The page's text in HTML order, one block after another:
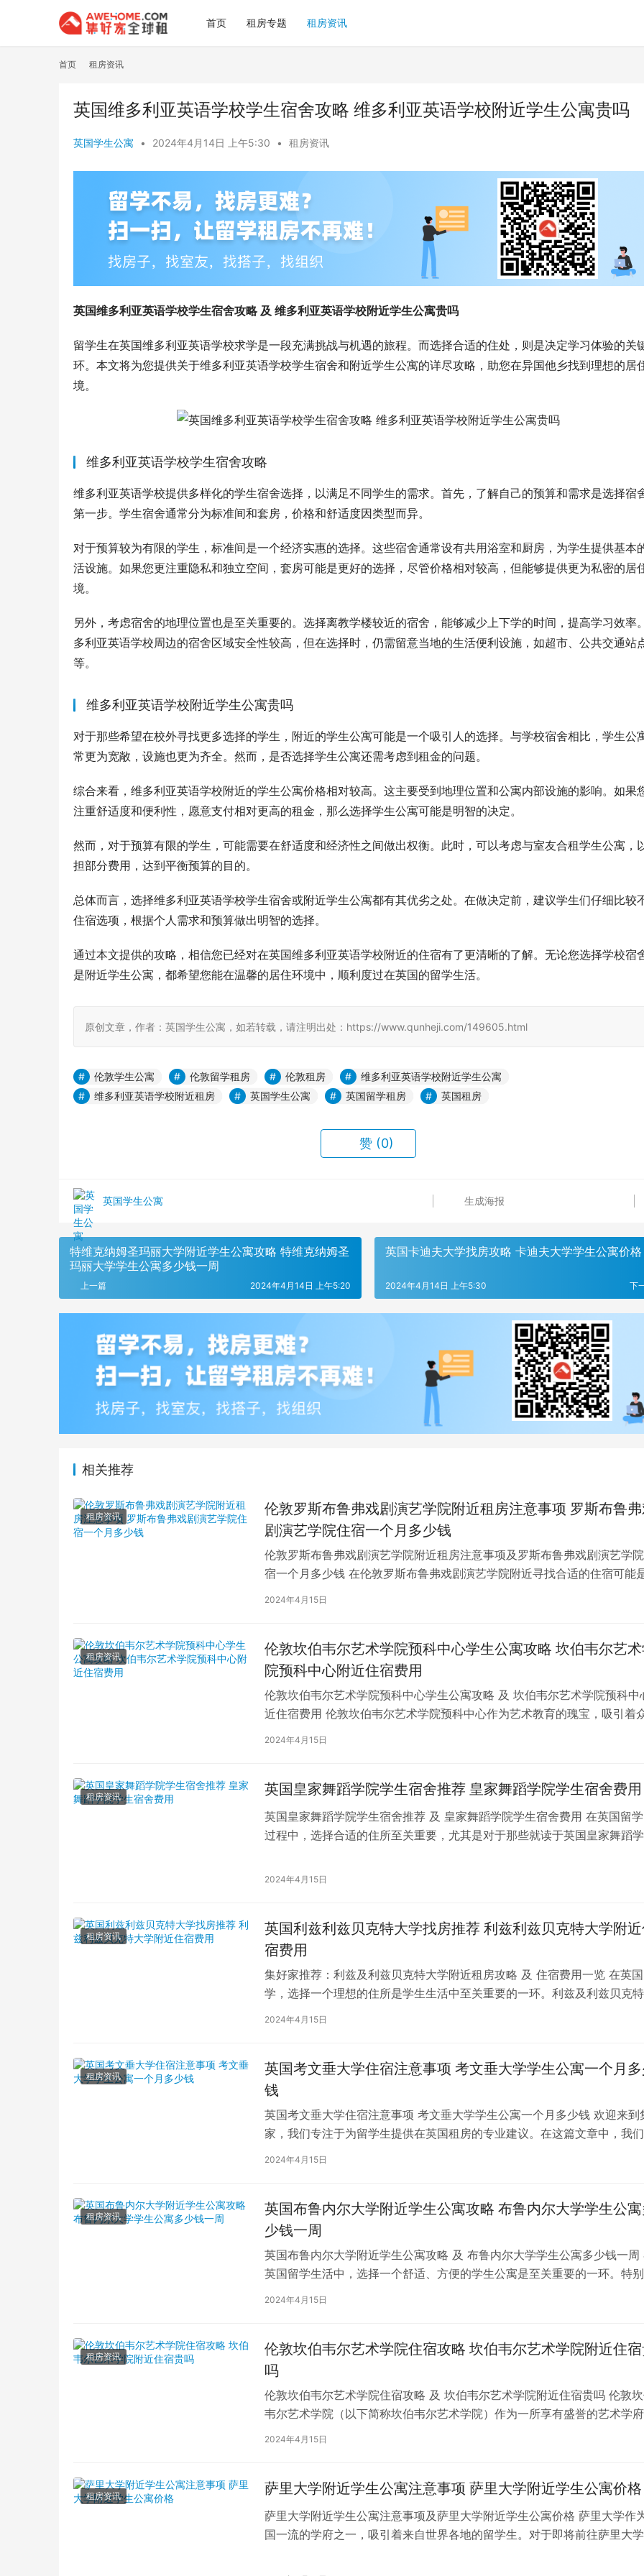
首页 租房专题 租房资讯
首页 租房资讯
英国维多利亚英语学校学生宿舍攻略 维多利亚英语学校附近学生公寓贵吗
英国学生公寓 • 2024年4月14日 上午5:30 • 租房资讯
英国维多利亚英语学校学生宿舍攻略 及 维多利亚英语学校附近学生公寓贵吗
留学生在英国维多利亚英语学校求学是一段充满挑战与机遇的旅程。而选择合适的住处，则是决定学习体验的关
环。本文将为您提供关于维多利亚英语学校学生宿舍和附近学生公寓的详尽攻略，助您在异国他乡找到理想的居
境。
维多利亚英语学校学生宿舍攻略
维多利亚英语学校提供多样化的学生宿舍选择，以满足不同学生的需求。首先，了解自己的预算和需求是选择宿
第一步。学生宿舍通常分为标准间和套房，价格和舒适度因类型而异。
对于预算较为有限的学生，标准间是一个经济实惠的选择。这些宿舍通常设有共用浴室和厨房，为学生提供基本
活设施。如果您更注重隐私和独立空间，套房可能是更好的选择，尽管价格相对较高，但能够提供更为私密的居
境。
另外，考虑宿舍的地理位置也是至关重要的。选择离教学楼较近的宿舍，能够减少上下学的时间，提高学习效率
多利亚英语学校周边的宿舍区域安全性较高，但在选择时，仍需留意当地的生活便利设施，如超市、公共交通站
等。
维多利亚英语学校附近学生公寓贵吗
对于那些希望在校外寻找更多选择的学生，附近的学生公寓可能是一个吸引人的选择。与学校宿舍相比，学生公
常更为宽敞，设施也更为齐全。然而，是否选择学生公寓还需考虑到租金的问题。
综合来看，维多利亚英语学校附近的学生公寓价格相对较高。这主要受到地理位置和公寓内部设施的影响。如果
注重舒适度和便利性，愿意支付相对更高的租金，那么选择学生公寓可能是明智的决定。
然而，对于预算有限的学生，可能需要在舒适度和经济性之间做出权衡。此时，可以考虑与室友合租学生公寓，
担部分费用，达到平衡预算的目的。
总体而言，选择维多利亚英语学校学生宿舍或附近学生公寓都有其优劣之处。在做决定前，建议学生们仔细比较
住宿选项，根据个人需求和预算做出明智的选择。
通过本文提供的攻略，相信您已经对在英国维多利亚英语学校附近的住宿有了更清晰的了解。无论您选择学校宿
是附近学生公寓，都希望您能在温馨的居住环境中，顺利度过在英国的留学生活。
原创文章，作者：英国学生公寓，如若转载，请注明出处：https://www.qunheji.com/149605.html
伦敦学生公寓 伦敦留学租房 伦敦租房
维多利亚英语学校附近学生公寓
维多利亚英语学校附近租房
英国学生公寓 英国留学租房 英国租房
赞 (0)
英国学生公寓 生成海报
特维克纳姆圣玛丽大学附近学生公寓攻略 特维克纳姆圣
玛丽大学学生公寓多少钱一周
上一篇 2024年4月14日 上午5:20
英国卡迪夫大学找房攻略 卡迪夫大学学生公寓价格
下
2024年4月14日 上午5:30
相关推荐
租房资讯
伦敦罗斯布鲁弗戏剧演艺学院附近租房注意事项 罗斯布鲁
剧演艺学院住宿一个月多少钱
伦敦罗斯布鲁弗戏剧演艺学院附近租房注意事项及罗斯布鲁弗戏剧演艺学
宿一个月多少钱 在伦敦罗斯布鲁弗戏剧演艺学院附近寻找合适的住宿可能
学生活中的一项关键任务。为了帮助您顺利完成…
2024年4月15日
租房资讯
伦敦坎伯韦尔艺术学院预科中心学生公寓攻略 坎伯韦尔艺
院预科中心附近住宿费用
伦敦坎伯韦尔艺术学院预科中心学生公寓攻略 及 坎伯韦尔艺术学院预科中
近住宿费用 伦敦坎伯韦尔艺术学院预科中心作为艺术教育的瑰宝，吸引着
2024年4月15日
租房资讯 英国皇家舞蹈学院学生宿舍推荐 皇家舞蹈学院学生宿舍费用
英国皇家舞蹈学院学生宿舍推荐 及 皇家舞蹈学院学生宿舍费用 在英国留
过程中，选择合适的住所至关重要，尤其是对于那些就读于英国皇家舞蹈学
2024年4月15日
租房资讯
英国利兹利兹贝克特大学找房推荐 利兹利兹贝克特大学附
宿费用
集好家推荐：利兹及利兹贝克特大学附近租房攻略 及 住宿费用一览 在英
学，选择一个理想的住所是学生生活中至关重要的一环。利兹及利兹贝克特
学（以下简称利兹贝大）作为英国一所卓越的…
2024年4月15日
租房资讯
英国考文垂大学住宿注意事项 考文垂大学学生公寓一个月
钱
英国考文垂大学住宿注意事项 考文垂大学学生公寓一个月多少钱 欢迎来到
家，我们专注于为留学生提供在英国租房的专业建议。在这篇文章中，我们
深入探讨英国考文垂大学住宿的注意事项，以…
2024年4月15日
租房资讯
英国布鲁内尔大学附近学生公寓攻略 布鲁内尔大学学生公寓
少钱一周
英国布鲁内尔大学附近学生公寓攻略 及 布鲁内尔大学学生公寓多少钱一周
英国留学生活中，选择一个舒适、方便的学生公寓是至关重要的一环。特别
2024年4月15日
租房资讯
伦敦坎伯韦尔艺术学院住宿攻略 坎伯韦尔艺术学院附近住
吗
伦敦坎伯韦尔艺术学院住宿攻略 及 坎伯韦尔艺术学院附近住宿贵吗 伦敦
韦尔艺术学院（以下简称坎伯韦尔艺术学院）作为一所享有盛誉的艺术学府
吸引了全球各地的学子前来学习。而对于即将…
2024年4月15日
租房资讯 萨里大学附近学生公寓注意事项 萨里大学附近学生公寓价格
萨里大学附近学生公寓注意事项及萨里大学附近学生公寓价格 萨里大学作
国一流的学府之一，吸引着来自世界各地的留学生。对于即将前往萨里大学